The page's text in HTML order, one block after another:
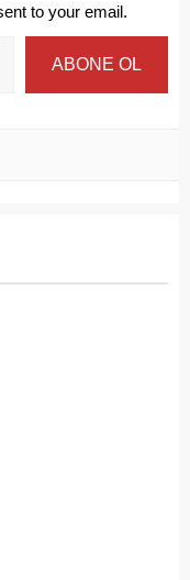
to your email.
ABONE OL